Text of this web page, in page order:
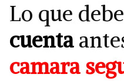
Lo que
cuenta
camara